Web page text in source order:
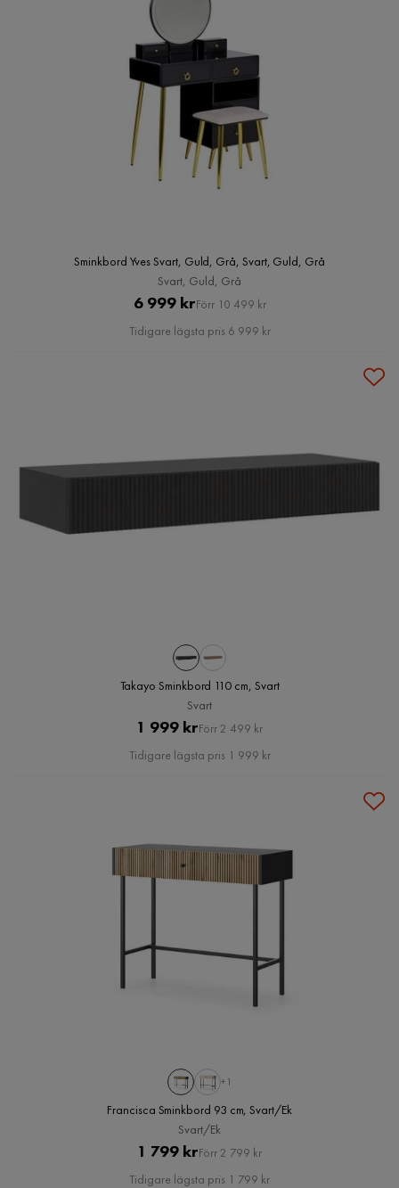
Sminkbord Yves Svart, Guld, Grå, Svart, Guld, Grå
Svart, Guld, Grå
Pris
6 999 krOriginal
Pris
Förr 10 499 kr
Tidigare lägsta pris 6 999 kr
Takayo Sminkbord 110 cm, Svart
Svart
Pris
1 999 krOriginal
Pris
Förr 2 499 kr
Tidigare lägsta pris 1 999 kr
+1
Francisca Sminkbord 93 cm, Svart/Ek
Svart/Ek
Pris
1 799 krOriginal
Pris
Förr 2 799 kr
Tidigare lägsta pris 1 799 kr